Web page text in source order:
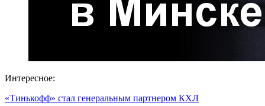
Интересное:
«Тинькофф» стал генеральным партнером КХЛ